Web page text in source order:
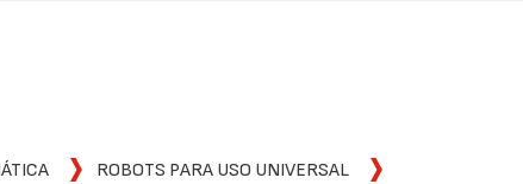
ROBOTS PARA USO UNIVERSAL